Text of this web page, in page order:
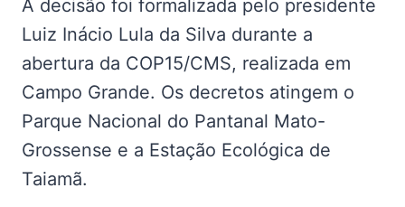
A decisão foi formalizada pelo presidente
Luiz Inácio Lula da Silva durante a
abertura da COP15/CMS, realizada em
Campo Grande. Os decretos atingem o
Parque Nacional do Pantanal Mato-
Grossense e a Estação Ecológica de
Taiamã.